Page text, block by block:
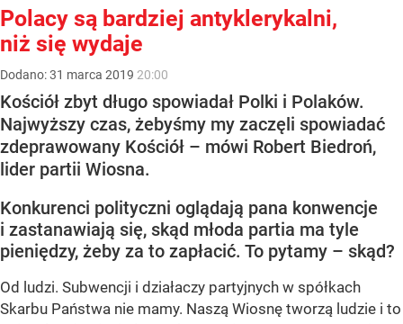
Polacy są bardziej antyklerykalni,
niż się wydaje
Dodano:31 marca 2019 20:00
Kościół zbyt długo spowiadał Polki i Polaków.
Najwyższy czas, żebyśmy my zaczęli spowiadać
zdeprawowany Kościół – mówi Robert Biedroń,
lider partii Wiosna.
Konkurenci polityczni oglądają pana konwencje
i zastanawiają się, skąd młoda partia ma tyle
pieniędzy, żeby za to zapłacić. To pytamy – skąd?
Od ludzi. Subwencji i działaczy partyjnych w spółkach
Skarbu Państwa nie mamy. Naszą Wiosnę tworzą ludzie i to